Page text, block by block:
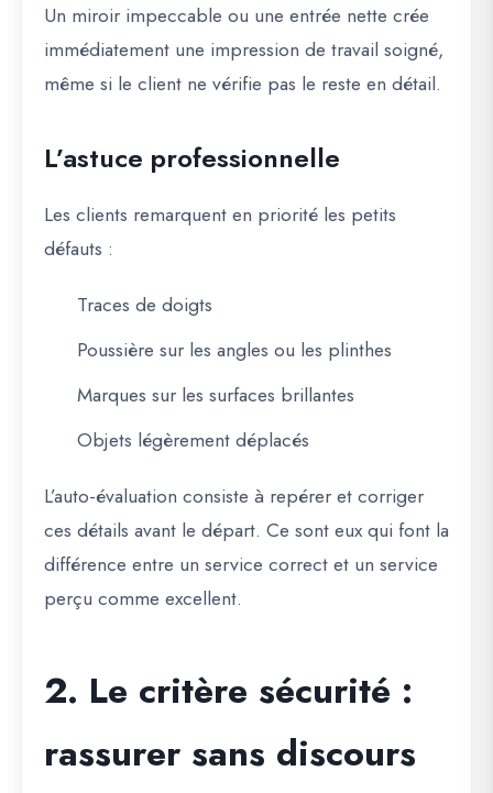
Un miroir impeccable ou une entrée nette crée
immédiatement une impression de travail soigné,
même si le client ne vérifie pas le reste en détail.
L’astuce professionnelle
Les clients remarquent en priorité les petits
défauts :
Traces de doigts
Poussière sur les angles ou les plinthes
Marques sur les surfaces brillantes
Objets légèrement déplacés
L’auto-évaluation consiste à repérer et corriger
ces détails avant le départ. Ce sont eux qui font la
différence entre un service correct et un service
perçu comme excellent.
2. Le critère sécurité :
rassurer sans discours